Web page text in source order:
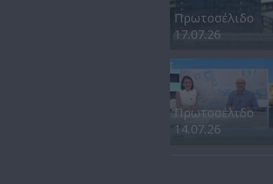
Πρωτοσέλιδο
17.07.26
Πρωτοσέλιδο
14.07.26